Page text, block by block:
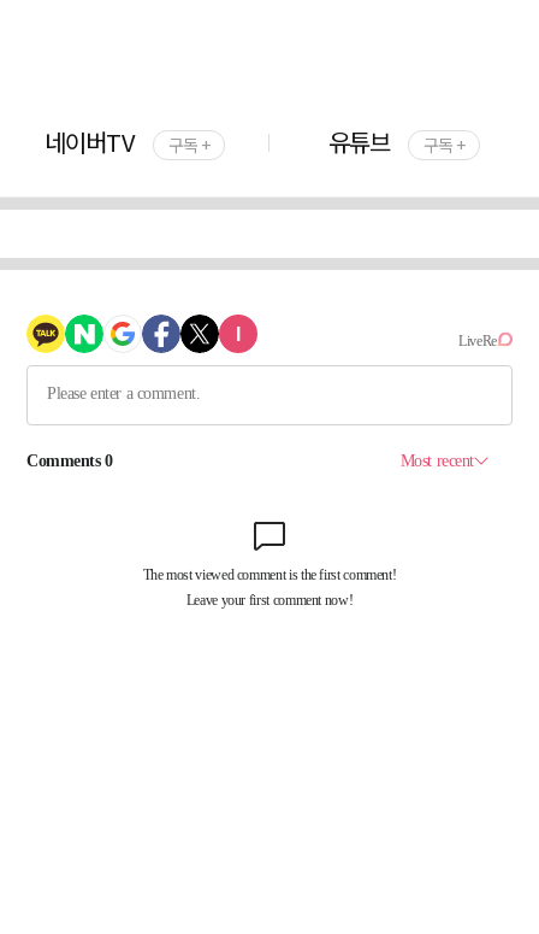
네이버TV 구독 + 유튜브 구독 +